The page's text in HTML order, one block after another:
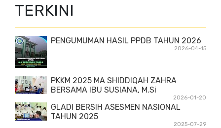
TERKINI
PENGUMUMAN HASIL PPDB TAHUN 2026
2026-04-15
PKKM 2025 MA SHIDDIQAH ZAHRA
BERSAMA IBU SUSIANA, M.Si
2026-01-20
GLADI BERSIH ASESMEN NASIONAL
TAHUN 2025
2025-07-29